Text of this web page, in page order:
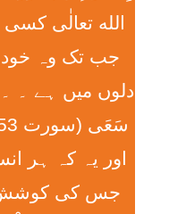
الله تعالٰی
جب تک وہ خود
دلوں میں ہے ۔ ۔
اور یہ کہ ہر
جس کی کوشش